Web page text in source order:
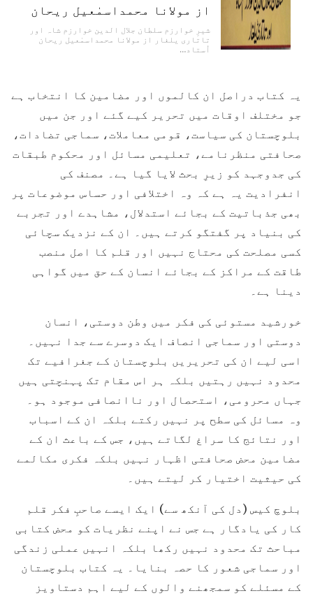
از مولانا محمداسمٰعیل ریحان
شیرِ خوارزم سلطان جلال الدین خوارزم شاہ اور
تاتاری یلغار از مولانا محمداسمٰعیل ریحان
اُستاد…
یہ کتاب دراصل ان کالموں اور مضامین کا انتخاب ہے
جو مختلف اوقات میں تحریر کیے گئے اور جن میں
بلوچستان کی سیاست، قومی معاملات، سماجی تضادات،
صحافتی منظرنامے، تعلیمی مسائل اور محکوم طبقات
کی جدوجہد کو زیرِ بحث لایا گیا ہے۔ مصنف کی
انفرادیت یہ ہے کہ وہ اختلافی اور حساس موضوعات پر
بھی جذباتیت کے بجائے استدلال، مشاہدے اور تجربے
کی بنیاد پر گفتگو کرتے ہیں۔ ان کے نزدیک سچائی
کسی مصلحت کی محتاج نہیں اور قلم کا اصل منصب
طاقت کے مراکز کے بجائے انسان کے حق میں گواہی
دینا ہے۔
خورشید مستوئی کی فکر میں وطن دوستی، انسان
دوستی اور سماجی انصاف ایک دوسرے سے جدا نہیں۔
اسی لیے ان کی تحریریں بلوچستان کے جغرافیے تک
محدود نہیں رہتیں بلکہ ہر اس مقام تک پہنچتی ہیں
جہاں محرومی، استحصال اور ناانصافی موجود ہو۔
وہ مسائل کی سطح پر نہیں رکتے بلکہ ان کے اسباب
اور نتائج کا سراغ لگاتے ہیں، جس کے باعث ان کے
مضامین محض صحافتی اظہار نہیں بلکہ فکری مکالمے
کی حیثیت اختیار کر لیتے ہیں۔
بلوچ کیس (دل کی آنکھ سے) ایک ایسے صاحبِ فکر قلم
کار کی یادگار ہے جس نے اپنے نظریات کو محض کتابی
مباحث تک محدود نہیں رکھا بلکہ انہیں عملی زندگی
اور سماجی شعور کا حصہ بنایا۔ یہ کتاب بلوچستان
کے مسئلے کو سمجھنے والوں کے لیے اہم دستاویز